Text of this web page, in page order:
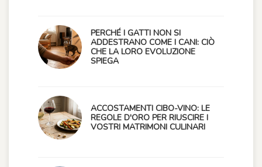
PERCHÉ I GATTI NON SI
ADDESTRANO COME I CANI: CIÒ
CHE LA LORO EVOLUZIONE
SPIEGA
ACCOSTAMENTI CIBO-VINO: LE
REGOLE D'ORO PER RIUSCIRE I
VOSTRI MATRIMONI CULINARI